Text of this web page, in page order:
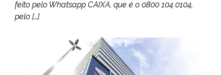
feito pelo Whatsapp CAIXA, que é o 0800 104 0104,
pelo […]